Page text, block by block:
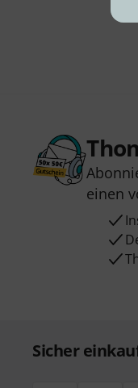
einen
Sicher